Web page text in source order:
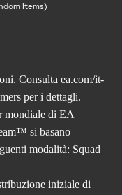
Items)
Consulta ea.com/it-
per i dettagli.
mondiale di EA
si basano
modalità: Squad
iniziale di